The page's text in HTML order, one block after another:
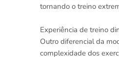
tornando o treino
Experiência de treino
Outro diferencial da
complexidade dos